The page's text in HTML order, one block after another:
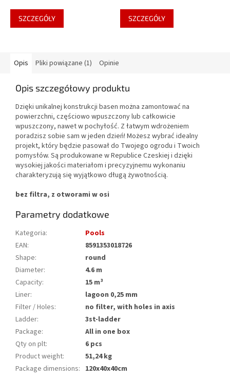
SZCZEGÓŁY SZCZEGÓŁY
Opis Pliki powiązane (1) Opinie
Opis szczegółowy produktu
Dzięki unikalnej konstrukcji basen można zamontować na
powierzchni, częściowo wpuszczony lub całkowicie
wpuszczony, nawet w pochyłość. Z łatwym wdrożeniem
poradzisz sobie sam w jeden dzień! Możesz wybrać idealny
projekt, który będzie pasował do Twojego ogrodu i Twoich
pomysłów. Są produkowane w Republice Czeskiej i dzięki
wysokiej jakości materiałom i precyzyjnemu wykonaniu
charakteryzują się wyjątkowo długą żywotnością.
bez filtra, z otworami w osi
Parametry dodatkowe
Kategoria:
Pools
EAN:
8591353018726
Shape:
round
Diameter:
4.6 m
Capacity:
15 m³
Liner:
lagoon 0,25 mm
Filter / Holes:
no filter, with holes in axis
Ladder:
3st-ladder
Package:
All in one box
Qty on plt:
6 pcs
Product weight:
51,24 kg
Package dimensions: 120x40x40cm